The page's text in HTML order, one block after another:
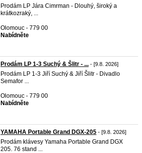
Prodám LP Jára Cimrman - Dlouhý, široký a
krátkozraký, ...
Olomouc - 779 00
Nabídněte
Prodám LP 1-3 Suchý & Šlitr - ... - [9.8. 2026]
Prodám LP 1-3 Jiří Suchý & Jiří Šlitr - Divadlo
Semafor ...
Olomouc - 779 00
Nabídněte
YAMAHA Portable Grand DGX-205 - [9.8. 2026]
Prodám klávesy Yamaha Portable Grand DGX
205. 76 stand ...